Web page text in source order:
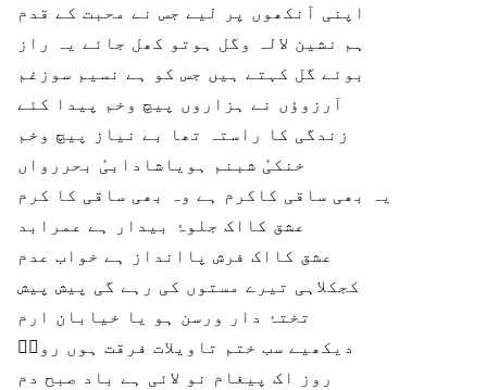
اپنی آنکھوں پر لیے جس نے محبت کے قدم
ہم نشین لالہ وگل ہوتو کھل جائے یہ راز
بوئے گل کہتے ہیں جس کو ہے نسیم سوزغم
آرزوؤں نے ہزاروں پیچ وخم پیدا کئے
زندگی کا راستہ تھا بے نیاز پیچ وخم
خنکیٔ شبنم ہویاشادابیٔ بحررواں
یہ بھی ساقی کاکرم ہے وہ بھی ساقی کا کرم
عشق کااک جلوۂ بیدار ہے عمرابد
عشق کااک فرش پاانداز ہے خواب عدم
کجکلاہی تیرے مستوں کی رہے گی پیش پیش
تختۂ دار ورسن ہو یا خیابان ارم
دیکھیے سب ختم تاویلات فرقت ہوں روشؔ
روز اک پیغام نو لائی ہے باد صبح دم